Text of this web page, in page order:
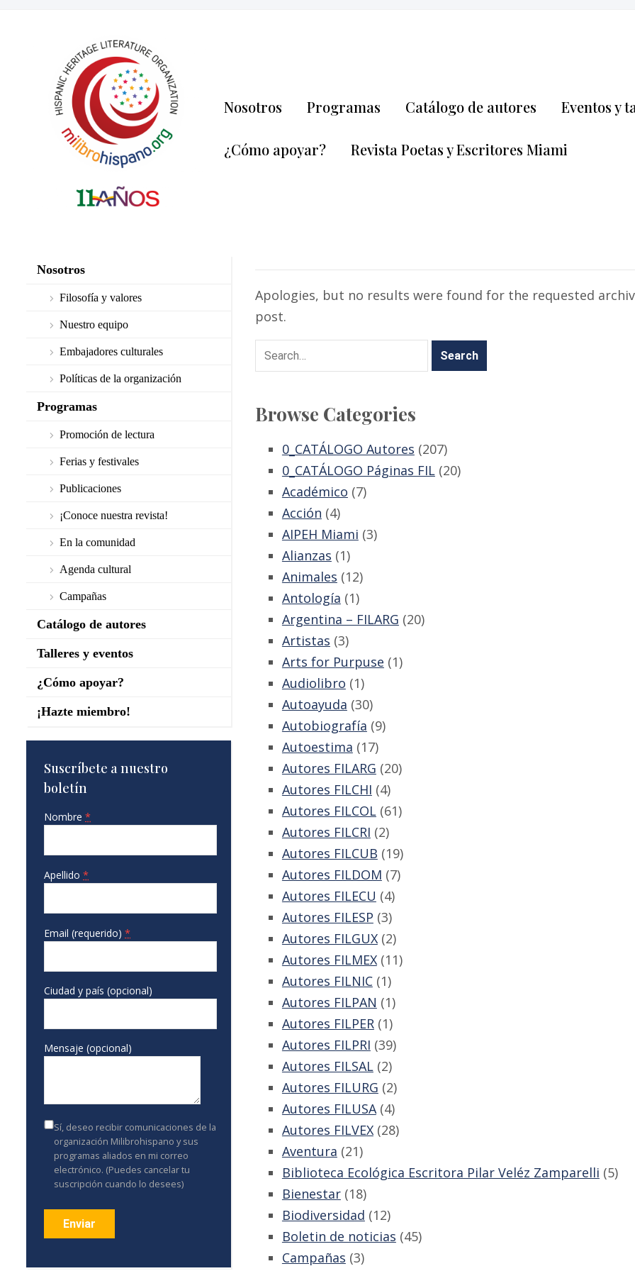
Nosotros Programas Catálogo de autores Eventos y
¿Cómo apoyar? Revista Poetas y Escritores Miami
Nosotros
Filosofía y valores
Nuestro equipo
Embajadores culturales
Políticas de la organización
Programas
Promoción de lectura
Ferias y festivales
Publicaciones
¡Conoce nuestra revista!
En la comunidad
Agenda cultural
Campañas
Catálogo de autores
Talleres y eventos
¿Cómo apoyar?
¡Hazte miembro!
Suscríbete a nuestro
boletín
Nombre *
Apellido *
Email (requerido) *
Ciudad y país (opcional)
Mensaje (opcional)
Sí, deseo recibir comunicaciones de la
organización Milibrohispano y sus
programas aliados en mi correo
electrónico. (Puedes cancelar tu
suscripción cuando lo desees)
Apologies, but no results were found for the requested
post.
Browse Categories
0_CATÁLOGO Autores (207)
0_CATÁLOGO Páginas FIL(20)
Académico (7)
Acción (4)
AIPEH Miami (3)
Alianzas (1)
Animales (12)
Antología (1)
Argentina – FILARG (20)
Artistas (3)
Arts for Purpuse (1)
Audiolibro (1)
Autoayuda (30)
Autobiografía (9)
Autoestima (17)
Autores FILARG (20)
Autores FILCHI (4)
Autores FILCOL(61)
Autores FILCRI (2)
Autores FILCUB (19)
Autores FILDOM (7)
Autores FILECU (4)
Autores FILESP (3)
Autores FILGUX(2)
Autores FILMEX(11)
Autores FILNIC(1)
Autores FILPAN (1)
Autores FILPER(1)
Autores FILPRI (39)
Autores FILSAL(2)
Autores FILURG (2)
Autores FILUSA(4)
Autores FILVEX(28)
Aventura (21)
Biblioteca Ecológica Escritora Pilar Veléz Zamparelli (5)
Bienestar(18)
Biodiversidad (12)
Boletin de noticias (45)
Campañas (3)